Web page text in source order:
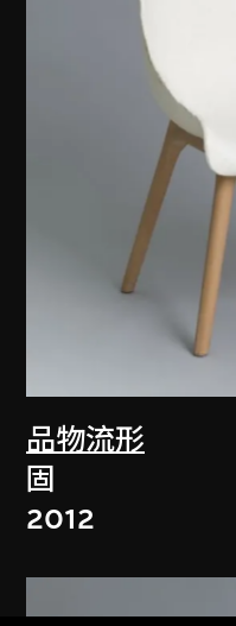
品物流形
固
2012